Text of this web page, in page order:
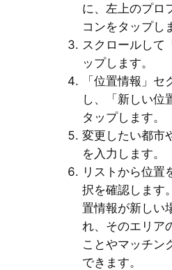
に、左上のプロ
コンをタップし
スクロールして
ップします。
「位置情報」セ
し、「新しい位
タップします。
変更したい都市
を入力します。
リストから位置
択を確認します
置情報が新しい
れ、そのエリア
ことやマッチン
できます。